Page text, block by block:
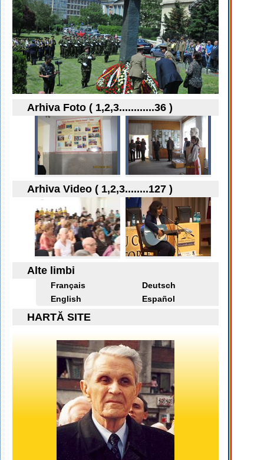
Arhiva Foto ( 1,2,3............36 )
Arhiva Video ( 1,2,3........127 )
Alte limbi
Français
Deutsch
English
Español
HARTĂ SITE